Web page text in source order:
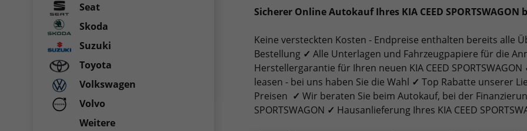
Sicherer Online Autokauf Ihres KIA CEED
Keine versteckten Kosten - Endpreise enthalten bereits alle
Bestellung ✓ Alle Unterlagen und Fahrzeugpapiere für die
Herstellergarantie für Ihren neuen KIA CEED SPORTSWAGON
leasen - bei uns haben Sie die Wahl ✓ Top Rabatte unserer
Preisen ✓ Wir beraten Sie beim Autokauf, bei der
SPORTSWAGON ✓ Hausanlieferung Ihres KIA CEED
Seat
Skoda
Suzuki
Toyota
Volkswagen
Volvo
Weitere